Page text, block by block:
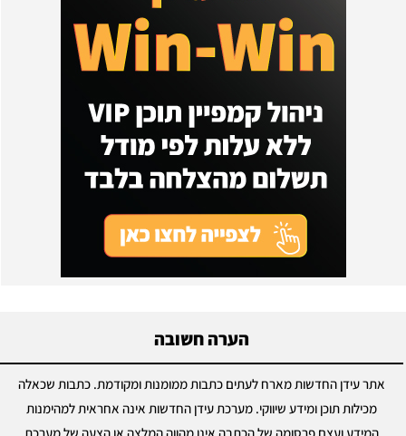
הערה חשובה
אתר עידן החדשות מארח לעתים כתבות ממומנות ומקודמת. כתבות שכאלה
מכילות תוכן ומידע שיווקי. מערכת עידן החדשות אינה אחראית למהימנות